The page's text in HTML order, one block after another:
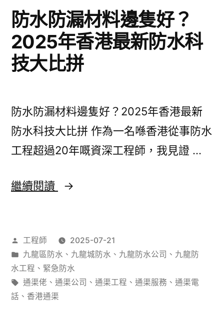
程
專
家
教
點
樣
一
永
防水防漏材料邊隻好？
2025年香港最新防水科
技大比拼
防水防漏材料邊隻好？2025年香港最新
防水科技大比拼 作為一名喺香港從事防水
工程超過20年嘅資深工程師，我見證 …
繼續閱讀
防
漏
材
料
邊
作
者：
工程師
2025-07-21
分
類：
九龍區防水 、 九龍城防水 、 九龍防水公司 、 九龍防
水工程 、 緊急防水
標
籤:
通渠佬 、 通渠公司 、 通渠工程 、 通渠服務 、 通渠電
話 、 香港通渠